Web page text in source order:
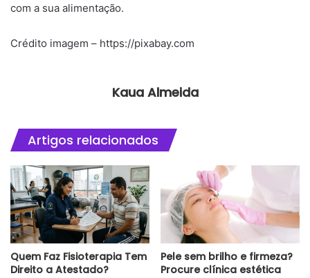
com a sua alimentação.
Crédito imagem – https://pixabay.com
Kaua Almeida
Artigos relacionados
Quem Faz Fisioterapia Tem
Direito a Atestado?
Pele sem brilho e firmeza?
Procure clínica estética